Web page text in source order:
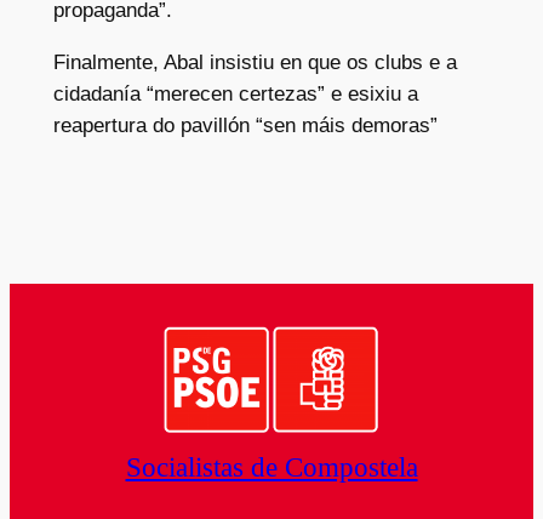
propaganda”.
Finalmente, Abal insistiu en que os clubs e a
cidadanía “merecen certezas” e esixiu a
reapertura do pavillón “sen máis demoras”
Socialistas de Compostela